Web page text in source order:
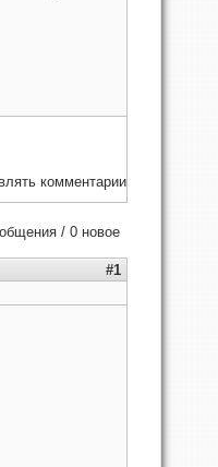
комментарии
/ 0 новое
#1